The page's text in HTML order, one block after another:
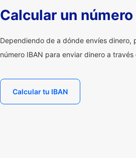
Calcular un número
Dependiendo de a dónde envíes dinero,
número IBAN para enviar dinero a través
Calcular tu IBAN